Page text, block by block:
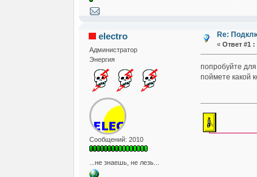
electro
Администратор
Энергия
Сообщений: 2010
...не знаешь, не лезь...
Re:
« Ответ #1 :
попробуйте
поймете какой
... если не